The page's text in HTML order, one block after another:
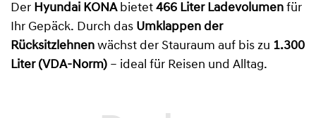
Der Hyundai KONAbietet 466 Liter Ladevolumen für
Ihr Gepäck. Durch das Umklappen der
Rücksitzlehnen wächst der Stauraum auf bis zu 1.300
Liter (VDA-Norm) – ideal für Reisen und Alltag.